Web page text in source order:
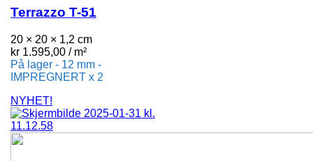
Terrazzo T-51
20 × 20 × 1,2 cm
kr 1.595,00 / m²
På lager - 12 mm -
IMPREGNERT x 2
NYHET!